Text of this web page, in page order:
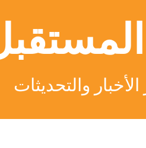
والتحديثات